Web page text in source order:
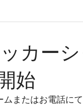
カー
始
またはお電話にて